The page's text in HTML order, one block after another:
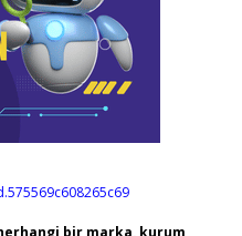
bir marka, kurum